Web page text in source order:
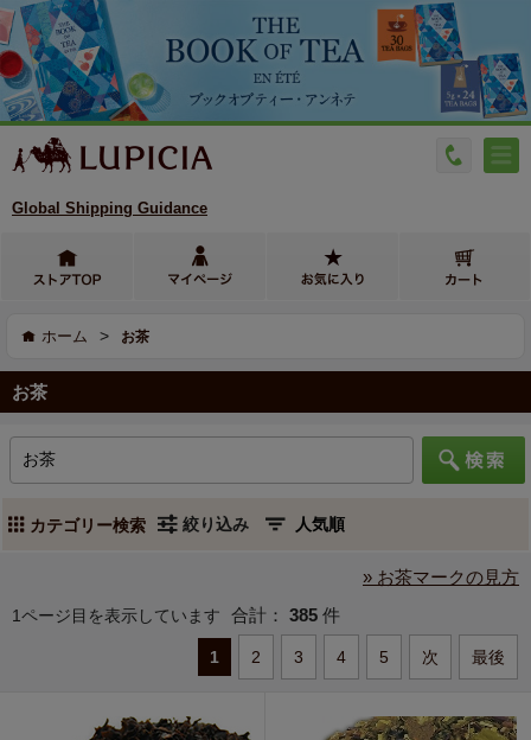
Global Shipping Guidance
ホーム > お茶
お茶
カテゴリー検索 絞り込み
» お茶マークの見方
1ページ目を表示しています 合計： 385 件
1 2 3 4 5 次 最後